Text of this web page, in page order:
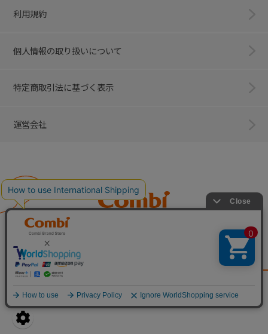
利用規約
個人情報の取り扱いについて
特定商取引法に基づく表示
運営会社
All Right Reserved. Copyright © Combi Corporation.